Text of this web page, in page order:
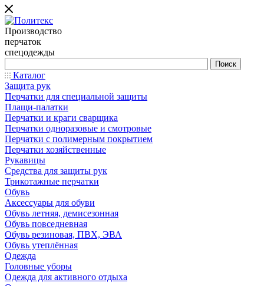
Производство
перчаток
спецодежды
Каталог
Защита рук
Перчатки для специальной защиты
Плащи-палатки
Перчатки и краги сварщика
Перчатки одноразовые и смотровые
Перчатки с полимерным покрытием
Перчатки хозяйственные
Рукавицы
Средства для защиты рук
Трикотажные перчатки
Обувь
Аксессуары для обуви
Обувь летняя, демисезонная
Обувь повседневная
Обувь резиновая, ПВХ, ЭВА
Обувь утеплённая
Одежда
Головные уборы
Одежда для активного отдыха